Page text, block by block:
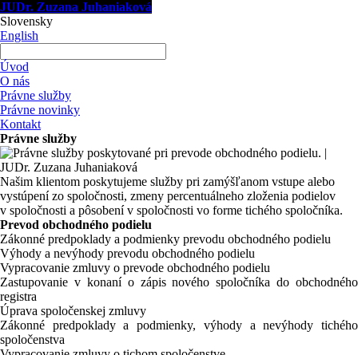
JUDr. Zuzana Juhaniaková
Slovensky
English
Úvod
O nás
Právne služby
Právne novinky
Kontakt
Právne služby
Našim klientom poskytujeme služby pri zamýšľanom vstupe alebo
vystúpení zo spoločnosti, zmeny percentuálneho zloženia podielov
v spoločnosti a pôsobení v spoločnosti vo forme tichého spoločníka.
Prevod obchodného podielu
Zákonné predpoklady a podmienky prevodu obchodného podielu
Výhody a nevýhody prevodu obchodného podielu
Vypracovanie zmluvy o prevode obchodného podielu
Zastupovanie v konaní o zápis nového spoločníka do obchodného
registra
Úprava spoločenskej zmluvy
Zákonné predpoklady a podmienky, výhody a nevýhody tichého
spoločenstva